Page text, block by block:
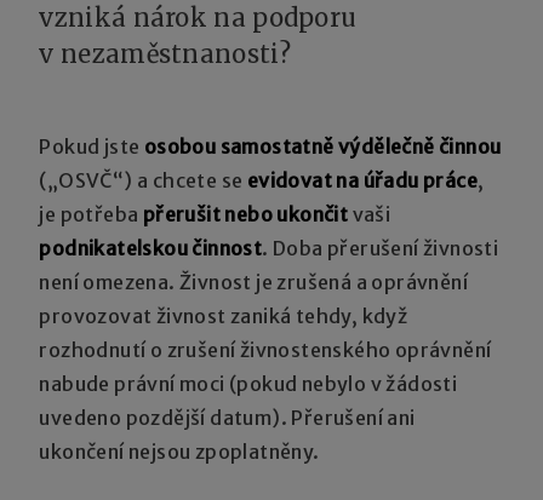
vzniká nárok na podporu
v nezaměstnanosti?
Pokud jste osobou samostatně výdělečně činnou
(„OSVČ“) a chcete se evidovat na úřadu práce,
je potřeba přerušit nebo ukončit vaši
podnikatelskou činnost. Doba přerušení živnosti
není omezena. Živnost je zrušená a oprávnění
provozovat živnost zaniká tehdy, když
rozhodnutí o zrušení živnostenského oprávnění
nabude právní moci (pokud nebylo v žádosti
uvedeno pozdější datum). Přerušení ani
ukončení nejsou zpoplatněny.